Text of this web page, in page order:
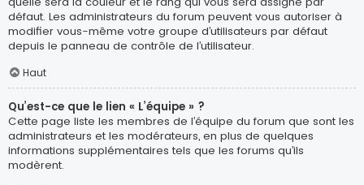
défaut. Les administrateurs du forum peuvent vous autoriser à
modifier vous-même votre groupe d’utilisateurs par défaut
depuis le panneau de contrôle de l’utilisateur.
Haut
Qu’est-ce que le lien « L’équipe » ?
Cette page liste les membres de l’équipe du forum que sont les
administrateurs et les modérateurs, en plus de quelques
informations supplémentaires tels que les forums qu’ils
modèrent.